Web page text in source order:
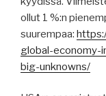
ollut 1 %:n
suurempaa:
global-
big-unknowns/